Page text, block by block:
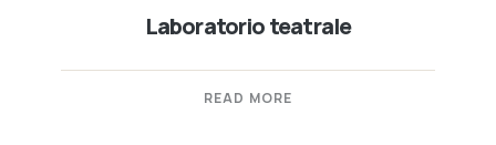
Laboratorio teatrale
READ MORE